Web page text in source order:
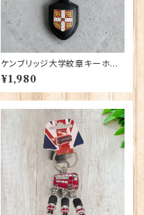
ケンブリッジ大学紋章キーホル
ダー Elgate Products 9041
2（79438）
¥1,980